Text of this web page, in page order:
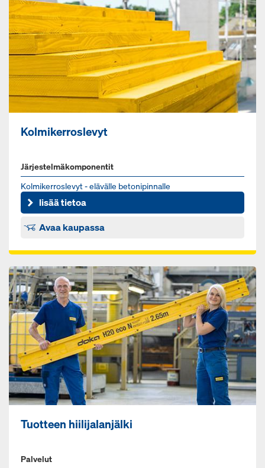
Kolmikerroslevyt
Järjestelmäkomponentit
Kol­mi­ker­ros­le­vyt - elä­väl­le be­to­ni­pin­nal­le
lisää tietoa
Avaa kaupassa
Tuotteen hiilijalanjälki
Palvelut